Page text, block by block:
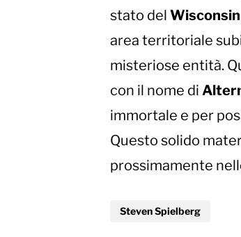
stato del Wisconsin
area territoriale
misteriose entità.
con il nome di
immortale e per
Questo solido
prossimamente
Steven Spielberg